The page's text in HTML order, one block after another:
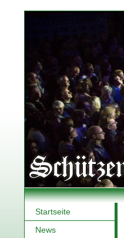
Startseite
News